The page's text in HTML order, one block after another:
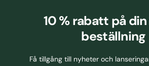
10 % rabatt på
beställning
Få tillgång till nyheter och